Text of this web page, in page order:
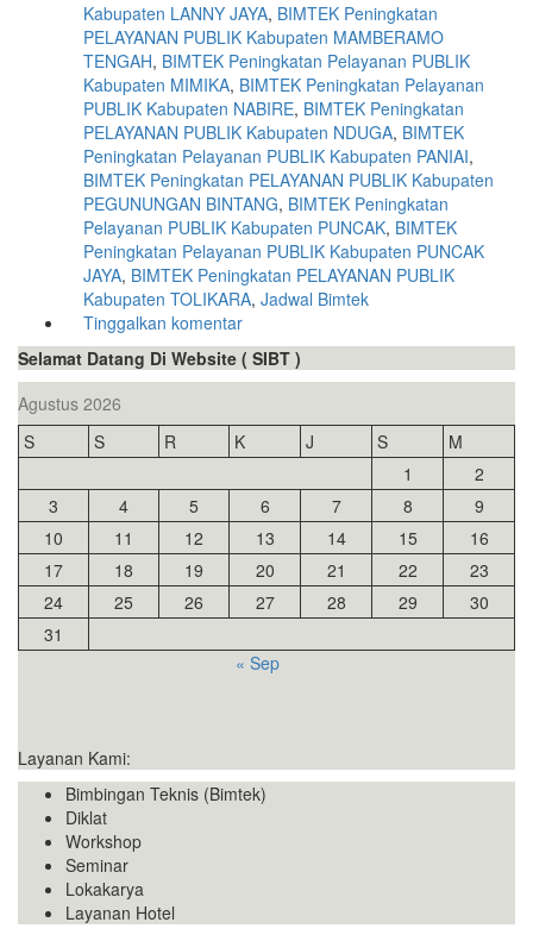
Kabupaten LANNY JAYA, BIMTEK Peningkatan
PELAYANAN PUBLIK Kabupaten MAMBERAMO
TENGAH, BIMTEK Peningkatan Pelayanan PUBLIK
Kabupaten MIMIKA, BIMTEK Peningkatan Pelayanan
PUBLIK Kabupaten NABIRE, BIMTEK Peningkatan
PELAYANAN PUBLIK Kabupaten NDUGA, BIMTEK
Peningkatan Pelayanan PUBLIK Kabupaten PANIAI,
BIMTEK Peningkatan PELAYANAN PUBLIK Kabupaten
PEGUNUNGAN BINTANG, BIMTEK Peningkatan
Pelayanan PUBLIK Kabupaten PUNCAK, BIMTEK
Peningkatan Pelayanan PUBLIK Kabupaten PUNCAK
JAYA, BIMTEK Peningkatan PELAYANAN PUBLIK
Kabupaten TOLIKARA, Jadwal Bimtek
Tinggalkan komentar
Selamat Datang Di Website ( SIBT )
Agustus 2026
S
S R K J S
M
1
2
3
4 5 6 7 8
9
10
11 12 13 14 15
16
17
18 19 20 21 22
23
24
25 26 27 28 29
30
31
« Sep
Layanan Kami:
Bimbingan Teknis (Bimtek)
Diklat
Workshop
Seminar
Lokakarya
Layanan Hotel